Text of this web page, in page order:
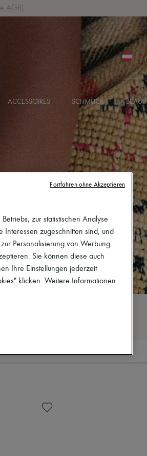
AGB)
ACCESSOIRES SCHMUCK
zur statistischen Analyse
Interessen zugeschnitten sind, und
Personalisierung von Werbung
Sie können diese auch
Ihre Einstellungen jederzeit
klicken. Weitere Informationen
Fortfahren ohne Akzeptieren